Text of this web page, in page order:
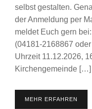
selbst gestalten.
der Anmeldung per
meldet Euch gern
(04181-2168867
Uhrzeit 11.12.2026,
Kirchengemeinde […]
MEHR ERFAHREN